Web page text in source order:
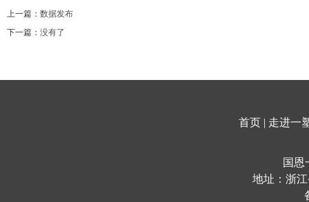
上一篇： 数据发布
下一篇： 没有了
首页 | 走进一
国恩
地址：浙